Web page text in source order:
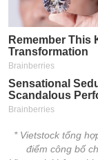
* Vietstock tổng
điểm công bố
Truyền
thông
tài
chính